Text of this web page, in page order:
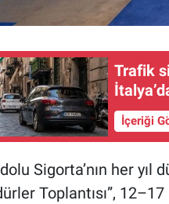
Trafik
İçeriği
Sigorta’nın her yıl
Toplantısı”,